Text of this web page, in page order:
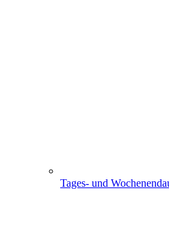
Tages- und